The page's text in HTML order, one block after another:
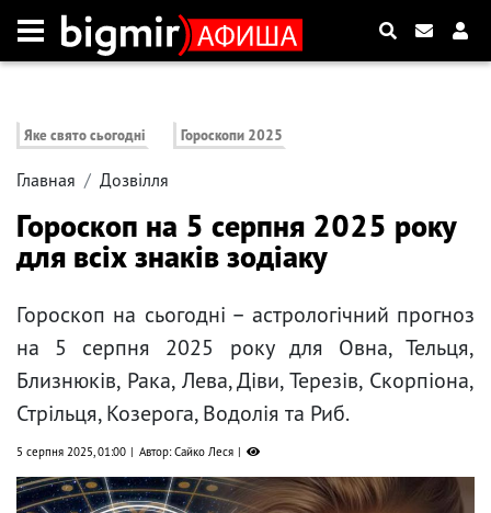
Яке свято сьогодні Гороскопи 2025
Главная Дозвілля
Гороскоп на 5 серпня 2025 року
для всіх знаків зодіаку
Гороскоп на сьогодні – астрологічний прогноз
на 5 серпня 2025 року для Овна, Тельця,
Близнюків, Рака, Лева, Діви, Терезів, Скорпіона,
Стрільця, Козерога, Водолія та Риб.
5 серпня 2025, 01:00 Автор: Сайко Леся